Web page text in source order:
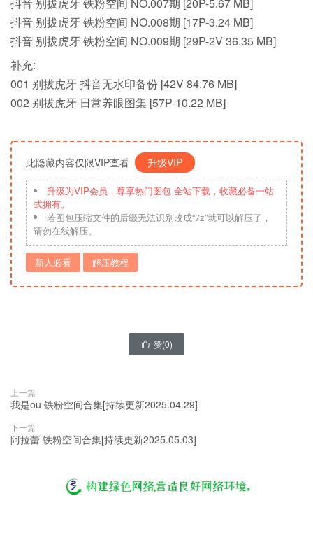
抖音 别拔虎牙 铁粉空间 NO.008期 [17P-3.24 MB]
抖音 别拔虎牙 铁粉空间 NO.009期 [29P-2V 36.35 MB]
补充:
001 别拔虎牙 抖音无水印备份 [42V 84.76 MB]
002 别拔虎牙 日常养眼图集 [57P-10.22 MB]
此隐藏内容仅限VIP查看 升级VIP
升级为VIP会员，尊享热门图包 全站下载，收藏必备一站
式拥有。
若图包压缩文件的后缀无法识别改成“7z”就可以解压了，
请勿在线解压。
新人必看 解压教程
 赞(0)
上一篇
我是ou 铁粉空间合集[持续更新2025.04.29]
下一篇
阿拉蕾 铁粉空间合集[持续更新2025.05.03]